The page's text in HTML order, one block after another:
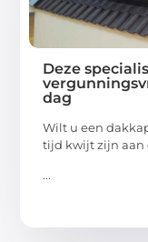
Deze
dag
Wilt u een
tijd kwijt zijn aan
...